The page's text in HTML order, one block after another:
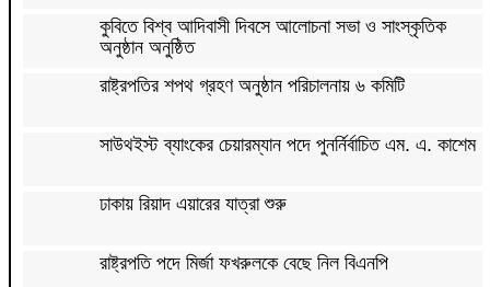
কুবিতে বিশ্ব আদিবাসী দিবসে আলোচনা সভা ও সাংস্কৃতিক
অনুষ্ঠান অনুষ্ঠিত
রাষ্ট্রপতির শপথ গ্রহণ অনুষ্ঠান পরিচালনায় ৬ কমিটি
সাউথইস্ট ব্যাংকের চেয়ারম্যান পদে পুনর্নির্বাচিত এম. এ. কাশেম
ঢাকায় রিয়াদ এয়ারের যাত্রা শুরু
রাষ্ট্রপতি পদে মির্জা ফখরুলকে বেছে নিল বিএনপি